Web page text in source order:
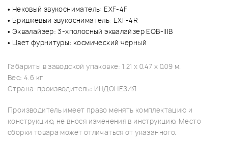
• Нековый звукосниматель: EXF-4F
• Бриджевый звукосниматель: EXF-4R
• Эквалайзер: 3-хполосный эквалайзер EQB-IIIB
• Цвет фурнитуры: космический черный
Габариты в заводской упаковке: 1.21 x 0.47 x 0.09 м.
Вес: 4.6 кг
Страна-производитель: ИНДОНЕЗИЯ
Производитель имеет право менять комплектацию и
конструкцию, не внося изменения в инструкцию. Место
сборки товара может отличаться от указанного.